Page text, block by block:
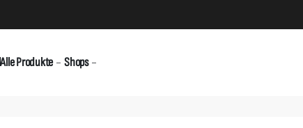
Alle Produkte Shops